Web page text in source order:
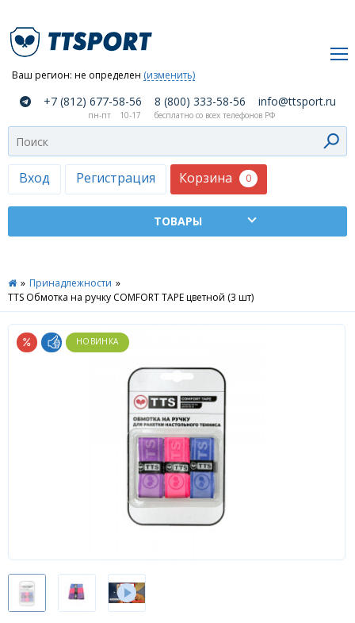
Ваш регион: не определен (изменить)
Вход Регистрация Корзина 0
компании
Как
сделать
заказ
Оплата
доставка
Москва
Дилеры
Контакты
+7 (812) 677-58-56 8 (800) 333-58-56 info@ttsport.ru
пн-пт 10-17 бесплатно со всех телефонов РФ
» Принадлежности »
TTS Обмотка на ручку COMFORT TAPE цветной (3 шт)